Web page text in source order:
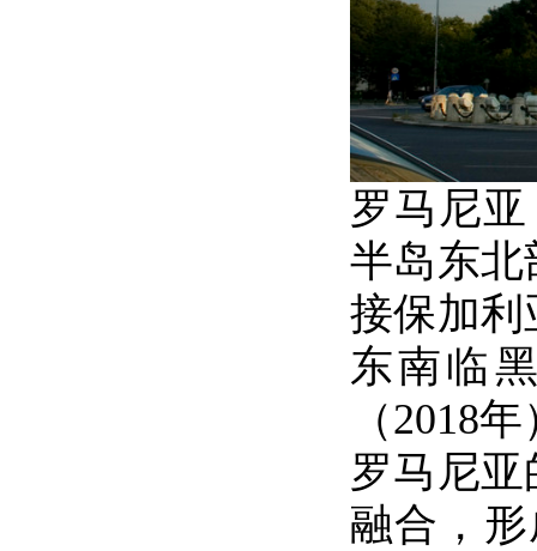
罗马尼
半岛东北
接保加利
东南临
（2018
罗马尼
融合，